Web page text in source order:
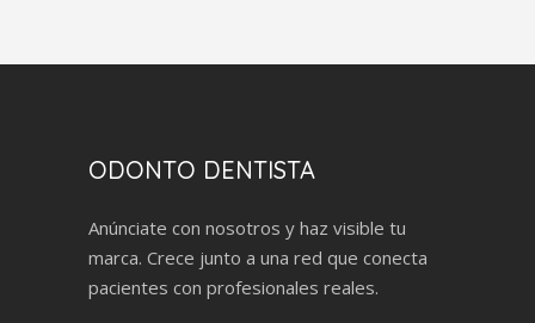
ODONTO DENTISTA
Anúnciate con nosotros y haz visible tu
marca. Crece junto a una red que conecta
pacientes con profesionales reales.